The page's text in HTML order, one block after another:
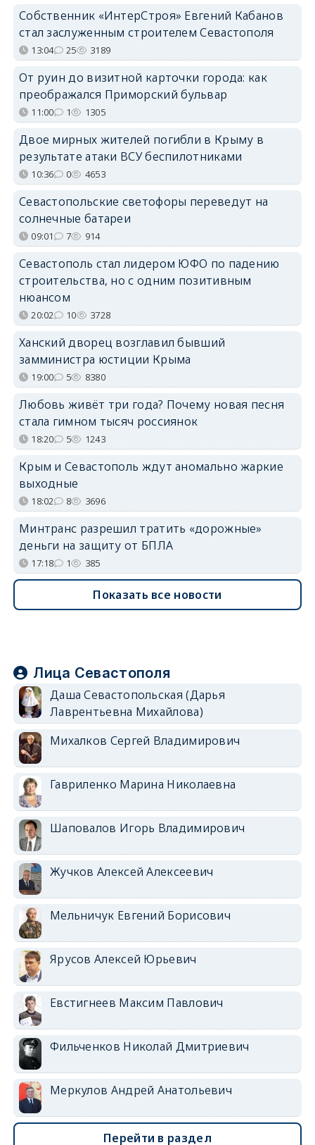
Собственник «ИнтерСтроя» Евгений Кабанов
стал заслуженным строителем Севастополя
13:04 25 3189
От руин до визитной карточки города: как
преображался Приморский бульвар
11:00 1 1305
Двое мирных жителей погибли в Крыму в
результате атаки ВСУ беспилотниками
10:36 0 4653
Севастопольские светофоры переведут на
солнечные батареи
09:01 7 914
Севастополь стал лидером ЮФО по падению
строительства, но с одним позитивным
нюансом
20:02 10 3728
Ханский дворец возглавил бывший
замминистра юстиции Крыма
19:00 5 8380
Любовь живёт три года? Почему новая песня
стала гимном тысяч россиянок
18:20 5 1243
Крым и Севастополь ждут аномально жаркие
выходные
18:02 8 3696
Минтранс разрешил тратить «дорожные»
деньги на защиту от БПЛА
17:18 1 385
Показать все новости
Лица Севастополя
Даша Севастопольская (Дарья
Лаврентьевна Михайлова)
Михалков Сергей Владимирович
Гавриленко Марина Николаевна
Шаповалов Игорь Владимирович
Жучков Алексей Алексеевич
Мельничук Евгений Борисович
Ярусов Алексей Юрьевич
Евстигнеев Максим Павлович
Фильченков Николай Дмитриевич
Меркулов Андрей Анатольевич
Перейти в раздел